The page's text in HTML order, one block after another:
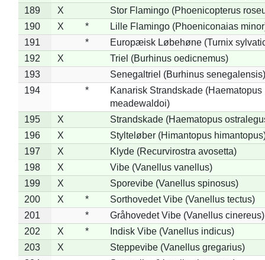
189
X
Stor Flamingo (Phoenicopterus
190
X *
Lille Flamingo (Phoeniconaias
191
*
Europæisk Løbehøne (Turnix
192
X
Triel (Burhinus oedicnemus)
193
Senegaltriel (Burhinus senegalensis)
194
*
Kanarisk Strandskade (Haematopus
meadewaldoi)
195
X
Strandskade (Haematopus
196
X
Stylteløber (Himantopus
197
X
Klyde (Recurvirostra avosetta)
198
X
Vibe (Vanellus vanellus)
199
X
Sporevibe (Vanellus spinosus)
200
X *
Sorthovedet Vibe (Vanellus tectus)
201
*
Gråhovedet Vibe (Vanellus cinereus)
202
X *
Indisk Vibe (Vanellus indicus)
203
X
Steppevibe (Vanellus gregarius)